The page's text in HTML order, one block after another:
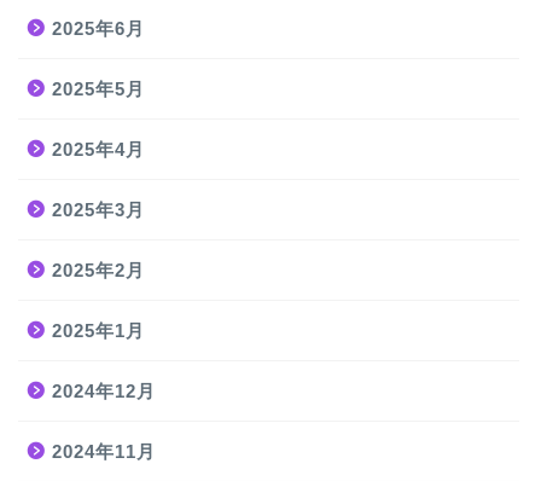
2025年6月
2025年5月
2025年4月
2025年3月
2025年2月
2025年1月
2024年12月
2024年11月